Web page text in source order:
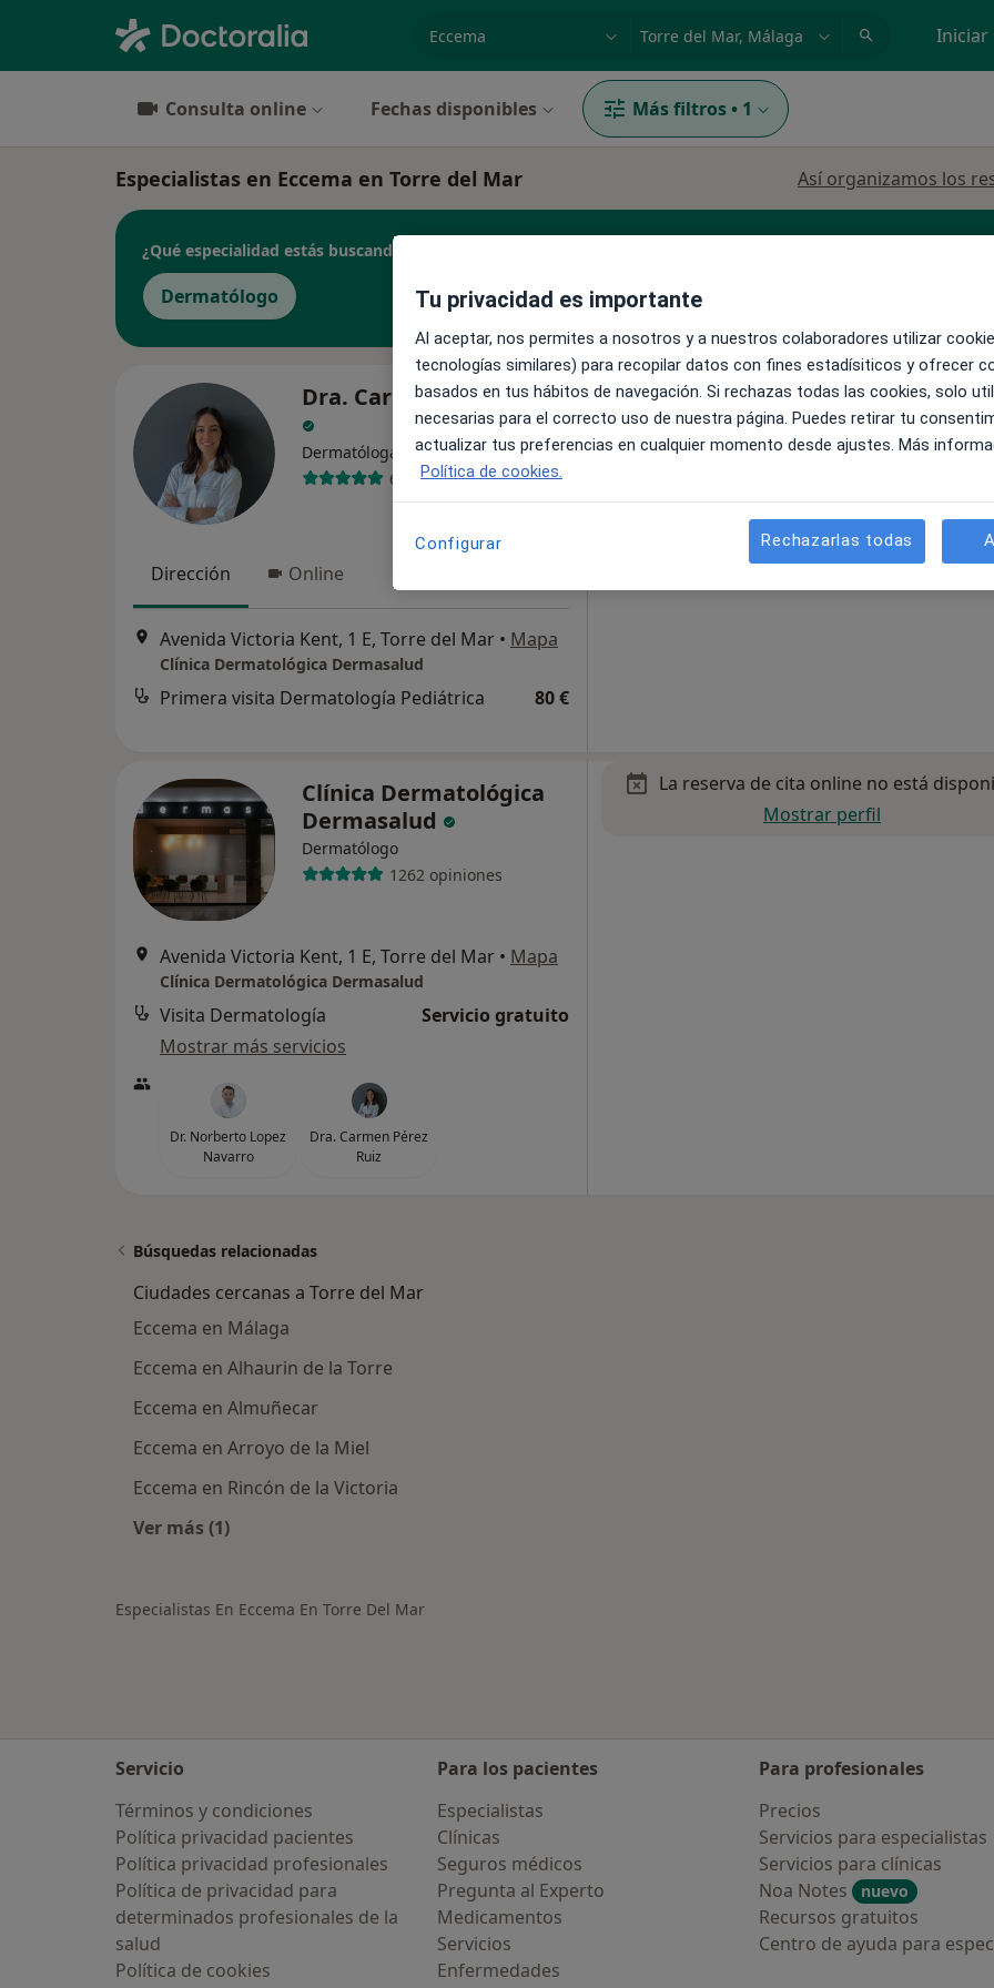
Iniciar
Consulta online Fechas disponibles Más filtros • 1
Especialistas en Eccema en Torre del Mar Así organizamos los
¿Qué especialidad estás buscando?
Dermatólogo
Dra. Carmen Pérez Ruiz
Dermatóloga Ver más
617 opiniones
Dirección Online
Avenida Victoria Kent, 1 E, Torre del Mar • Mapa
Clínica Dermatológica Dermasalud
Primera visita Dermatología Pediátrica 80 €
La reserva de cita online no está
Pedir una cita
Clínica Dermatológica
Dermasalud
Dermatólogo
1262 opiniones
Avenida Victoria Kent, 1 E, Torre del Mar • Mapa
Clínica Dermatológica Dermasalud
Visita Dermatología
Servicio gratuito
Mostrar más servicios
Dr. Norberto Lopez
Navarro
Dra. Carmen Pérez
Ruiz
La reserva de cita online no está
Mostrar perfil
Búsquedas relacionadas
Ciudades cercanas a Torre del Mar
Eccema en Málaga
Eccema en Alhaurin de la Torre
Eccema en Almuñecar
Eccema en Arroyo de la Miel
Eccema en Rincón de la Victoria
Ver más (1)
Especialistas En Eccema En Torre Del Mar
Servicio
Términos y condiciones
Política privacidad pacientes
Política privacidad profesionales
Política de privacidad para
determinados profesionales de la
salud
Política de cookies
Para los pacientes
Especialistas
Clínicas
Seguros médicos
Pregunta al Experto
Medicamentos
Servicios
Enfermedades
Para profesionales
Precios
Servicios para especialistas
Servicios para clínicas
Noa Notes
nuevo
Recursos gratuitos
Centro de ayuda para
Tu privacidad es importante
Al aceptar, nos permites a nosotros y a nuestros colaboradores utilizar
tecnologías similares) para recopilar datos con fines estadísiticos y ofrecer
basados en tus hábitos de navegación. Si rechazas todas las cookies, solo
necesarias para el correcto uso de nuestra página. Puedes retirar tu
actualizar tus preferencias en cualquier momento desde ajustes. Más
Política de cookies.
Configurar Rechazarlas todas